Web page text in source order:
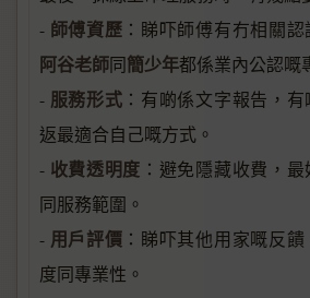
- 師傅資歷 ：睇吓師傅有冇相關
阿谷老師同簡少年都係業內公認嘅
- 服務形式 ：有啲係文字報告，
返最適合自己嘅方式。
- 收費透明度 ：避免隱藏收費，
同服務範圍。
- 用戶評價 ：睇吓其他用家嘅反
度同專業性。